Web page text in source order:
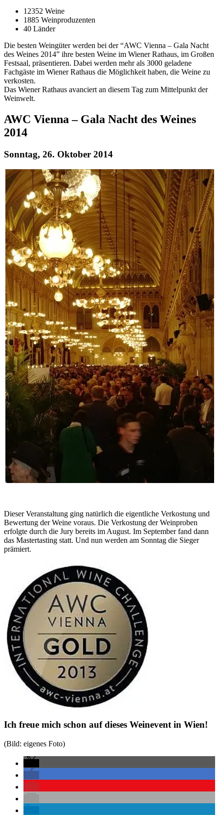
12352 Weine
1885 Weinproduzenten
40 Länder
Die besten Weingüter werden bei der “AWC Vienna – Gala Nacht
des Weines 2014” ihre besten Weine im Wiener Rathaus, im Großen
Festsaal, präsentieren. Dabei werden mehr als 3000 geladene
Fachgäste im Wiener Rathaus die Möglichkeit haben, die Weine zu
verkosten.
Das Wiener Rathaus avanciert an diesem Tag zum Mittelpunkt der
Weinwelt.
AWC Vienna – Gala Nacht des Weines
2014
Sonntag, 26. Oktober 2014
Dieser Veranstaltung ging natürlich die eigentliche Verkostung und
Bewertung der Weine voraus. Die Verkostung der Weinproben
erfolgte durch die Jury bereits im August. Im September fand dann
das Mastertasting statt. Und nun werden am Sonntag die Sieger
prämiert.
Ich freue mich schon auf dieses Weinevent in Wien!
(Bild: eigenes Foto)